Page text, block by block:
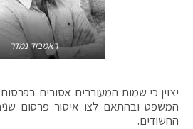
ראמבוד נמדר
יצוין כי שמות המעורבים אסורים
המשפט ובהתאם לצו איסור פרסום
החשודים.